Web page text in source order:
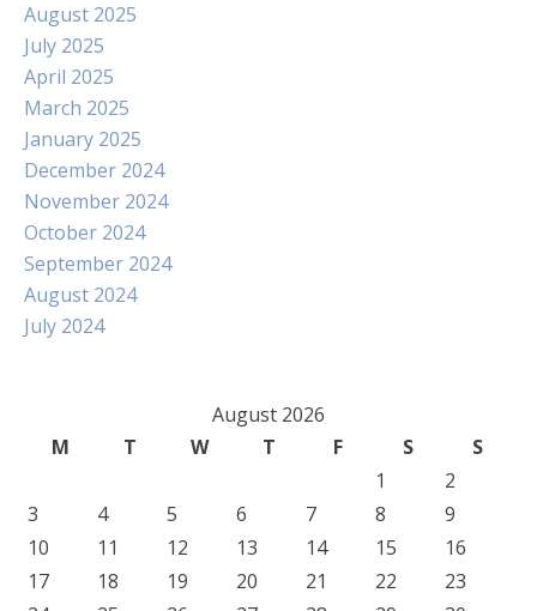
August 2025
July 2025
April 2025
March 2025
January 2025
December 2024
November 2024
October 2024
September 2024
August 2024
July 2024
August 2026
M
T W T F S
S
1
2
3
4 5 6 7 8
9
10
11 12 13 14 15
16
17
18 19 20 21 22
23